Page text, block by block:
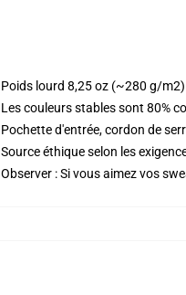
Poids lourd 8,25 oz (~280 g/
Les couleurs stables sont 80%
Pochette d'entrée, cordon de
Source éthique selon les
Observer : Si vous aimez vos